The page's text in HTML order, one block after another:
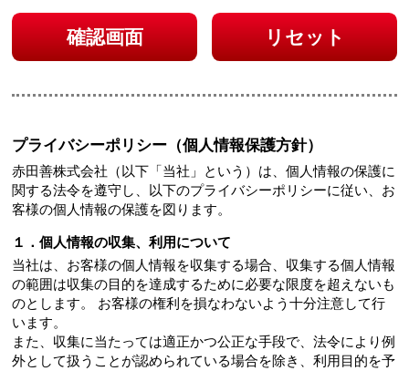
確認画面 リセット
プライバシーポリシー（個人情報保護方針）
赤田善株式会社（以下「当社」という）は、個人情報の保護に
関する法令を遵守し、以下のプライバシーポリシーに従い、お
客様の個人情報の保護を図ります。
１．個人情報の収集、利用について
当社は、お客様の個人情報を収集する場合、収集する個人情報
の範囲は収集の目的を達成するために必要な限度を超えないも
のとします。 お客様の権利を損なわないよう十分注意して行
います。
また、収集に当たっては適正かつ公正な手段で、法令により例
外として扱うことが認められている場合を除き、利用目的を予